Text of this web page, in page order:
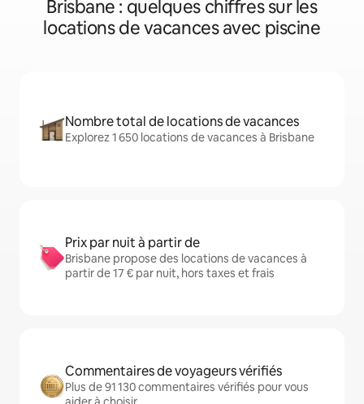
Brisbane : quelques chiffres sur les
locations de vacances avec piscine
Nombre total de locations de vacances
Explorez 1 650 locations de vacances à Brisbane
Prix par nuit à partir de
Brisbane propose des locations de vacances à
partir de 17 € par nuit, hors taxes et frais
Commentaires de voyageurs vérifiés
Plus de 91 130 commentaires vérifiés pour vous